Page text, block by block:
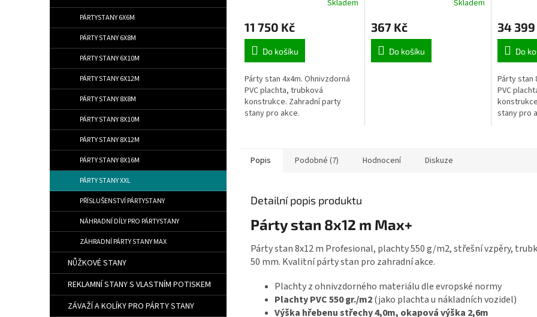
PÁRTYSTANY 6X6M
PÁRTY STANY 6X8M
PÁRTY STANY 6X10M
PÁRTY STANY 6X12M
PÁRTY STANY 8X8M
PÁRTY STANY 8X10M
PÁRTY STANY 8X12M
PÁRTY STANY 8X16M
PÁRTY STANY XXL
PŘÍSLUŠENSTVÍ PÁRTYSTANY
NÁHRADNÍ DÍLY PRO PÁRTYSTANY
ZÁHRADNÍ PÁRTY STANY MAX
NŮŽKOVÉ STANY
REKLAMNÍ STANY S VLASTNÍM POTISKEM
ZÁVAŽÍ A KOLÍKY PRO PÁRTY STANY
Skladem
11 750 Kč
Do košíku
Párty stan 4x4m. Ohnivzdorná
PVC plachta, trubková
konstrukce. Zahradní party
stany pro akce.
Skladem
367 Kč
Do košíku
34 399
Do
Párty stan
PVC
stany pro
Popis Podobné (7) Hodnocení Diskuze
Detailní popis produktu
Párty stan 8x12 m Max+
Párty stan 8x12 m Profesional, plachty 550 g/m2, střešní vzpěry,
50 mm. Kvalitní párty stan pro zahradní akce.
Plachty z ohnivzdorného materiálu dle evropské normy
Plachty PVC 550 gr./m2(jako plachta u nákladních vozidel)
Výška hřebenu střechy 4,0m, okapová výška 2,6m